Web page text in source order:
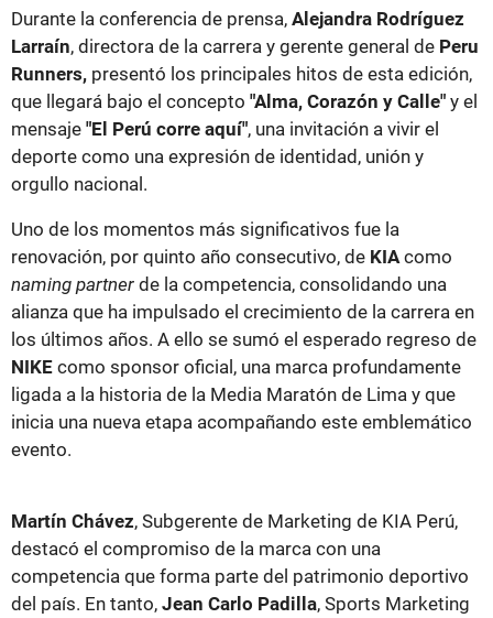
Durante la conferencia de prensa, Alejandra Rodríguez
Larraín, directora de la carrera y gerente general de Peru
Runners, presentó los principales hitos de esta edición,
que llegará bajo el concepto "Alma, Corazón y Calle" y el
mensaje "El Perú corre aquí", una invitación a vivir el
deporte como una expresión de identidad, unión y
orgullo nacional.
Uno de los momentos más significativos fue la
renovación, por quinto año consecutivo, de KIAcomo
naming partner de la competencia, consolidando una
alianza que ha impulsado el crecimiento de la carrera en
los últimos años. A ello se sumó el esperado regreso de
NIKE como sponsor oficial, una marca profundamente
ligada a la historia de la Media Maratón de Lima y que
inicia una nueva etapa acompañando este emblemático
evento.
Martín Chávez, Subgerente de Marketing de KIA Perú,
destacó el compromiso de la marca con una
competencia que forma parte del patrimonio deportivo
del país. En tanto, Jean Carlo Padilla, Sports Marketing